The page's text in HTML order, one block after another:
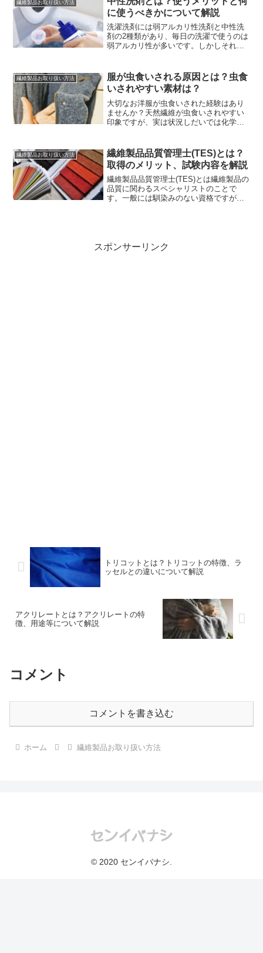
繊維製品お取り扱い方法
に使うべきかについて解説
洗濯洗剤には弱アルカリ性洗剤と中性洗
剤の2種類があり、毎日の洗濯で使うのは
弱アルカリ性が多いです。しかしそれで
リットと使うべきアイテムについて解説
していますので、ぜひご覧ください。
繊維製品お取り扱い方法
服が虫食いされる原因とは？虫食
いされやすい素材は？
大切なお洋服が虫食いされた経験はあり
ませんか？天然繊維が虫食いされやすい
印象ですが、実は状況しだいでは化学繊
いて解説していますのでぜひご覧くださ
い。
繊維製品お取り扱い方法
繊維製品品質管理士(TES)とは？
取得のメリット、試験内容を解説
繊維製品品質管理士(TES)とは繊維製品の
品質に関わるスペシャリストのことで
す。一般には馴染みのない資格ですが、
スポンサーリンク
トリコットとは？トリコットの特徴、ラ
ッセルとの違いについて解説
アクリレートとは？アクリレートの特
徴、用途等について解説
コメント
コメントを書き込む
ホーム 繊維製品お取り扱い方法
© 2020 センイバナシ.